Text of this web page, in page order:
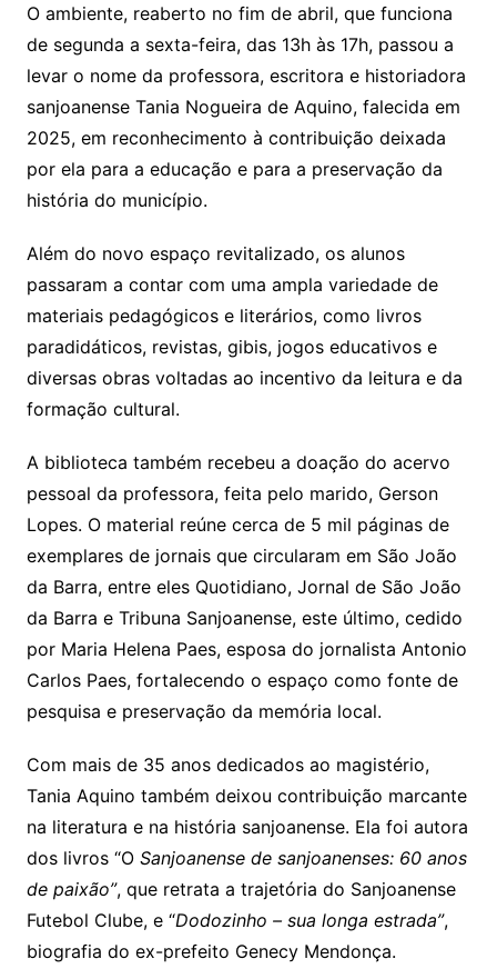
O ambiente, reaberto no fim de abril, que funciona
de segunda a sexta-feira, das 13h às 17h, passou a
levar o nome da professora, escritora e historiadora
sanjoanense Tania Nogueira de Aquino, falecida em
2025, em reconhecimento à contribuição deixada
por ela para a educação e para a preservação da
história do município.
Além do novo espaço revitalizado, os alunos
passaram a contar com uma ampla variedade de
materiais pedagógicos e literários, como livros
paradidáticos, revistas, gibis, jogos educativos e
diversas obras voltadas ao incentivo da leitura e da
formação cultural.
A biblioteca também recebeu a doação do acervo
pessoal da professora, feita pelo marido, Gerson
Lopes. O material reúne cerca de 5 mil páginas de
exemplares de jornais que circularam em São João
da Barra, entre eles Quotidiano, Jornal de São João
da Barra e Tribuna Sanjoanense, este último, cedido
por Maria Helena Paes, esposa do jornalista Antonio
Carlos Paes, fortalecendo o espaço como fonte de
pesquisa e preservação da memória local.
Com mais de 35 anos dedicados ao magistério,
Tania Aquino também deixou contribuição marcante
na literatura e na história sanjoanense. Ela foi autora
dos livros “O Sanjoanense de sanjoanenses: 60 anos
de paixão”, que retrata a trajetória do Sanjoanense
Futebol Clube, e “Dodozinho – sua longa estrada”,
biografia do ex-prefeito Genecy Mendonça.